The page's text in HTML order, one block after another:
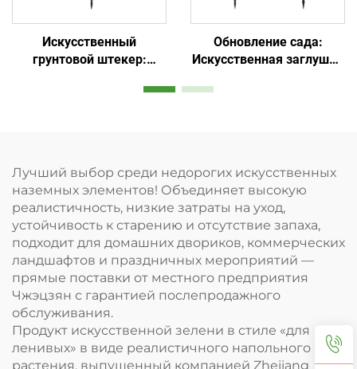
Искусственный
грунтовой штекер:
садового декора с
Обновление сада:
Искусственная заглушка
Лучший выбор среди недорогих искусственных
наземных элементов! Объединяет высокую
реалистичность, низкие затраты на уход,
устойчивость к старению и отсутствие запаха,
подходит для домашних двориков, коммерческих
ландшафтов и праздничных мероприятий —
прямые поставки от местного предприятия
Чжэцзян с гарантией послепродажного
обслуживания.
Продукт искусственной зелени в стиле «для
ленивых» в виде реалистичного напольного
растения, выпущенный компанией Zhejiang